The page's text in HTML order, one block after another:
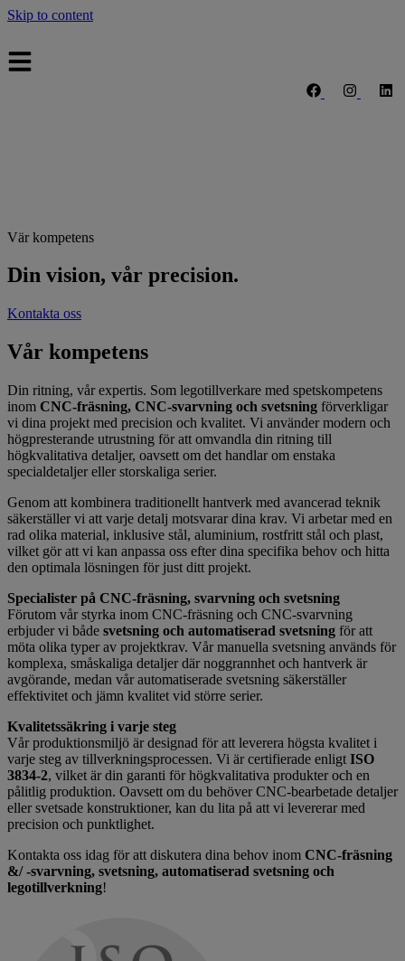
Skip to content
Vär kompetens
Din vision, vår precision.
Kontakta oss
Vår kompetens
Din ritning, vår expertis. Som legotillverkare med spetskompetens
inom CNC-fräsning, CNC-svarvning och svetsning förverkligar
vi dina projekt med precision och kvalitet. Vi använder modern och
högpresterande utrustning för att omvandla din ritning till
högkvalitativa detaljer, oavsett om det handlar om enstaka
specialdetaljer eller storskaliga serier.
Genom att kombinera traditionellt hantverk med avancerad teknik
säkerställer vi att varje detalj motsvarar dina krav. Vi arbetar med en
rad olika material, inklusive stål, aluminium, rostfritt stål och plast,
vilket gör att vi kan anpassa oss efter dina specifika behov och hitta
den optimala lösningen för just ditt projekt.
Specialister på CNC-fräsning, svarvning och svetsning
Förutom vår styrka inom CNC-fräsning och CNC-svarvning
erbjuder vi både svetsning och automatiserad svetsning för att
möta olika typer av projektkrav. Vår manuella svetsning används för
komplexa, småskaliga detaljer där noggrannhet och hantverk är
avgörande, medan vår automatiserade svetsning säkerställer
effektivitet och jämn kvalitet vid större serier.
Kvalitetssäkring i varje steg
Vår produktionsmiljö är designad för att leverera högsta kvalitet i
varje steg av tillverkningsprocessen. Vi är certifierade enligt ISO
3834-2, vilket är din garanti för högkvalitativa produkter och en
pålitlig produktion. Oavsett om du behöver CNC-bearbetade detaljer
eller svetsade konstruktioner, kan du lita på att vi levererar med
precision och punktlighet.
Kontakta oss idag för att diskutera dina behov inom CNC-fräsning
&/ -svarvning, svetsning, automatiserad svetsning och
legotillverkning!